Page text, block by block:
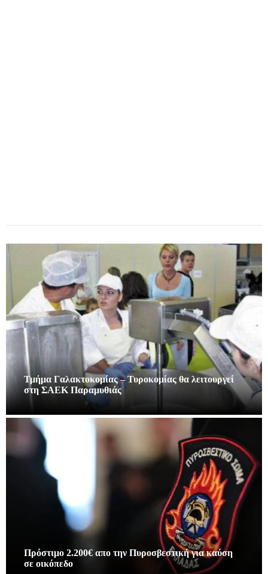
Τμήμα Γαλακτοκομίας – Τυροκομίας θα λειτουργεί
στη ΣΑΕΚ Παραμυθιάς
Πρόστιμο 2.200€ απο την Πυροσβεστική για καύση
σε οικόπεδο